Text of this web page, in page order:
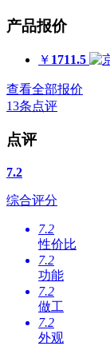
产品报价
￥ 1711.5
查看全部报价
13条点评
点评
7.2
综合评分
7.2
性价比
7.2
功能
7.2
做工
7.2
外观